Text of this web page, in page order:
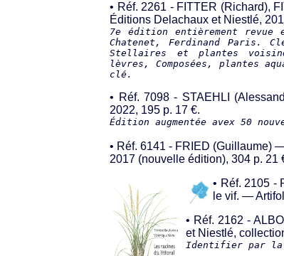
• Réf. 2261 - FITTER (Richard),
Éditions Delachaux et Niestlé,
7e édition entièrement
Chatenet, Ferdinand Paris.
Stellaires et plantes
lèvres, Composées, plantes
clé.
• Réf. 7098 - STAEHLI
2022, 195 p. 17 €.
Édition augmentée avex 50
• Réf. 6141 - FRIED (Guillaume)
2017 (nouvelle édition), 304 p. 21
• Réf. 2105 -
le vif. —
• Réf. 2162 -
et Niestlé,
Identifier par la